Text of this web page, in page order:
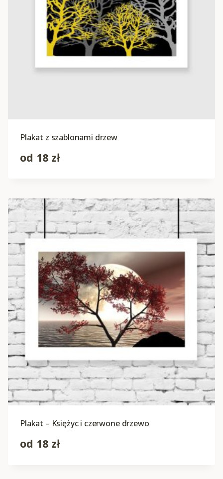
Plakat z szablonami drzew
od 18 zł
Plakat – Księżyc i czerwone drzewo
od 18 zł